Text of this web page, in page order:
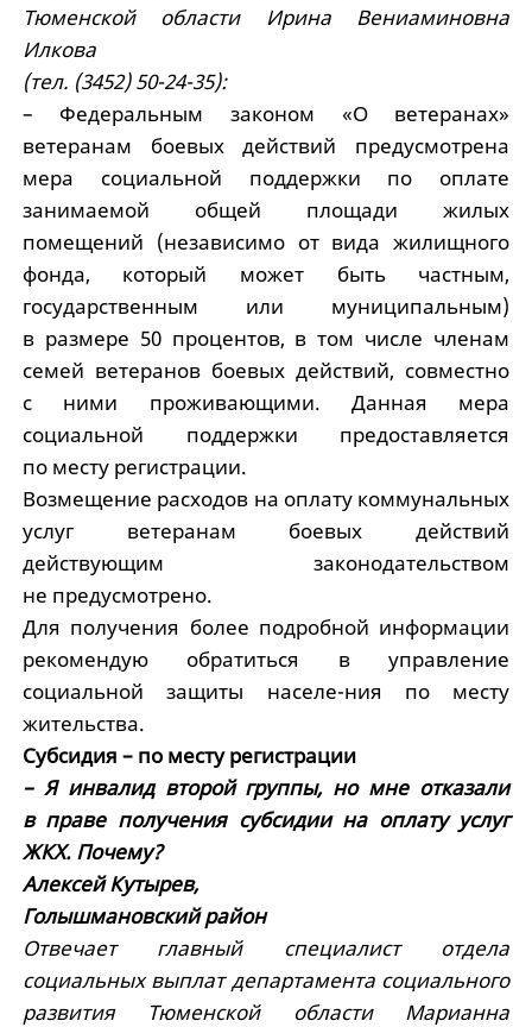
Тюменской области Ирина Вениаминовна
Илкова
(тел. (3452) 50-24-35):
– Федеральным законом «О ветеранах»
ветеранам боевых действий предусмотрена
мера социальной поддержки по оплате
занимаемой общей площади жилых
помещений (независимо от вида жилищного
фонда, который может быть частным,
государственным или муниципальным)
в размере 50 процентов, в том числе членам
семей ветеранов боевых действий, совместно
с ними проживающими. Данная мера
социальной поддержки предоставляется
по месту регистрации.
Возмещение расходов на оплату коммунальных
услуг ветеранам боевых действий
действующим законодательством
не предусмотрено.
Для получения более подробной информации
рекомендую обратиться в управление
социальной защиты населе-ния по месту
жительства.
Субсидия – по месту регистрации
– Я инвалид второй группы, но мне отказали
в праве получения субсидии на оплату услуг
ЖКХ. Почему?
Алексей Кутырев,
Голышмановский район
Отвечает главный специалист отдела
социальных выплат департамента социального
развития Тюменской области Марианна